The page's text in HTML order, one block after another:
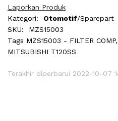
Laporkan Produk
Kategori:
Otomotif/Sparepart
SKU:
MZS15003
Tags MZS15003 - FILTER
MITSUBISHI T120SS
Terakhir diperbarui 2022-10-07